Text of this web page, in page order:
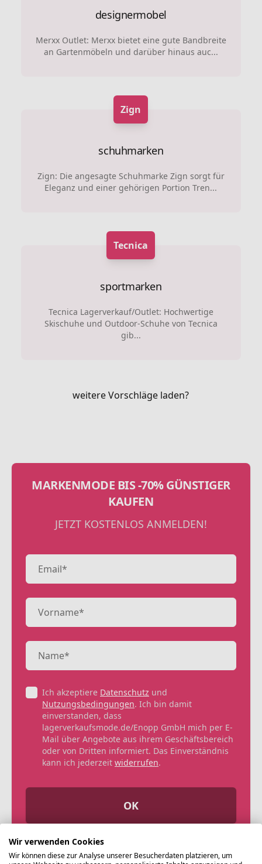
designermobel
Merxx Outlet: Merxx bietet eine gute Bandbreite
an Gartenmöbeln und darüber hinaus auc...
Zign
schuhmarken
Zign: Die angesagte Schuhmarke Zign sorgt für
Eleganz und einer gehörigen Portion Tren...
Tecnica
sportmarken
Tecnica Lagerverkauf/Outlet: Hochwertige
Skischuhe und Outdoor-Schuhe von Tecnica
gib...
weitere Vorschläge laden?
MARKENMODE BIS -70% GÜNSTIGER
KAUFEN
JETZT KOSTENLOS ANMELDEN!
Ich akzeptiere Datenschutz und
Nutzungsbedingungen. Ich bin damit
einverstanden, dass
lagerverkaufsmode.de/Enopp GmbH mich per E-
Mail über Angebote aus ihrem Geschäftsbereich
oder von Dritten informiert. Das Einverständnis
kann ich jederzeit widerrufen.
OK
Wir verwenden Cookies
Wir können diese zur Analyse unserer Besucherdaten platzieren, um